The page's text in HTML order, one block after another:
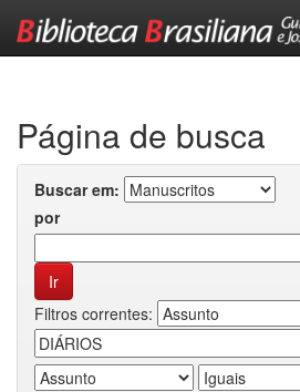
Página de busca
Buscar em:
por
Filtros correntes: